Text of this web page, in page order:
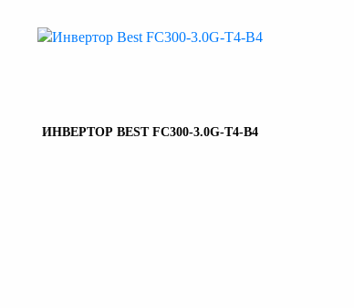
ИНВЕРТОР BEST FC300-3.0G-T4-B4